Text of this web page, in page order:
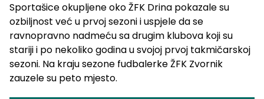
Sportašice okupljene oko ŽFK Drina pokazale su
ozbiljnost već u prvoj sezoni i uspjele da se
ravnopravno nadmeću sa drugim klubova koji su
stariji i po nekoliko godina u svojoj prvoj takmičarskoj
sezoni. Na kraju sezone fudbalerke ŽFK Zvornik
zauzele su peto mjesto.